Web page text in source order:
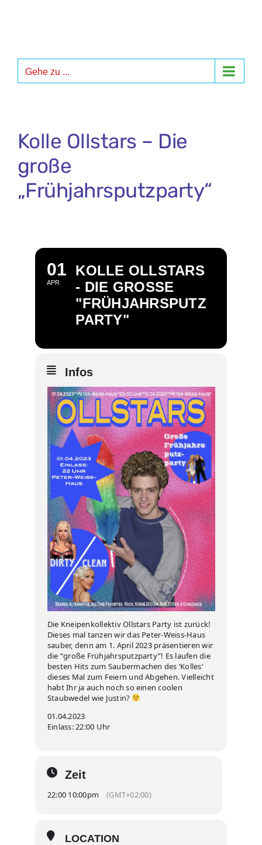
Gehe zu ...
Kolle Ollstars – Die
große
„Frühjahrsputzparty“
01
APR
KOLLE OLLSTARS
- DIE GROSSE "
FRÜHJAHRSPUTZP
ARTY"
Infos
Die Kneipenkollektiv Ollstars Party ist zurück!
Dieses mal tanzen wir das Peter-Weiss-Haus
sauber, denn am 1. April 2023 präsentieren wir
die “große Frühjahrsputzparty”! Es laufen die
besten Hits zum Saubermachen des ‘Kolles’
dieses Mal zum Feiern und Abgehen. Vielleicht
habt Ihr ja auch noch so einen coolen
Staubwedel wie Justin?
01.04.2023
Einlass: 22:00 Uhr
Zeit
22:00 10:00pm (GMT+02:00)
LOCATION